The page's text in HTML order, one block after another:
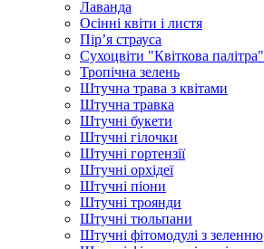
Лаванда
Осінні квіти і листя
Пір’я страуса
Сухоцвіти "Квіткова палітра"
Тропічна зелень
Штучна трава з квітами
Штучна травка
Штучні букети
Штучні гілочки
Штучні гортензії
Штучні орхідеї
Штучні піони
Штучні троянди
Штучні тюльпани
Штучні фітомодулі з зеленню